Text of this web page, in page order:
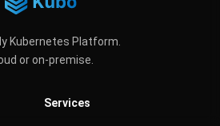
Kubernetes Platform.
or on-premise.
Services